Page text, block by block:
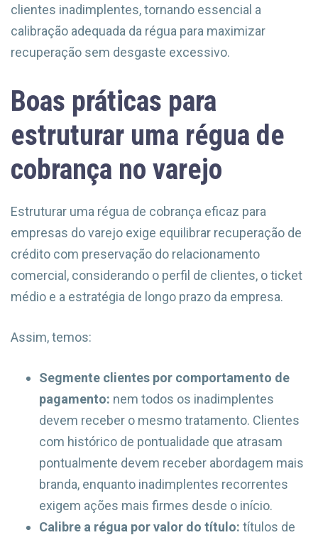
clientes inadimplentes, tornando essencial a
calibração adequada da régua para maximizar
recuperação sem desgaste excessivo.
Boas práticas para
estruturar uma régua de
cobrança no varejo
Estruturar uma régua de cobrança eficaz para
empresas do varejo exige equilibrar recuperação de
crédito com preservação do relacionamento
comercial, considerando o perfil de clientes, o ticket
médio e a estratégia de longo prazo da empresa.
Assim, temos:
Segmente clientes por comportamento de
pagamento: nem todos os inadimplentes
devem receber o mesmo tratamento. Clientes
com histórico de pontualidade que atrasam
pontualmente devem receber abordagem mais
branda, enquanto inadimplentes recorrentes
exigem ações mais firmes desde o início.
Calibre a régua por valor do título: títulos de